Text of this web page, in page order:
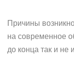
Причины
на современное
до конца так и не